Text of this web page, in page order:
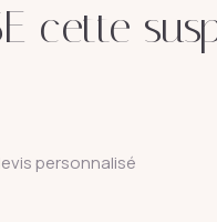
cette
personnalisé